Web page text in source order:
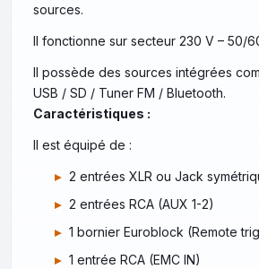
sources.
Il fonctionne sur secteur 230 V – 50/
Il possède des sources intégrées
USB / SD / Tuner FM / Bluetooth.
Caractéristiques :
Il est équipé de :
2 entrées XLR ou Jack
2 entrées RCA (AUX 1-2)
1 bornier Euroblock (Remote
1 entrée RCA (EMC IN)